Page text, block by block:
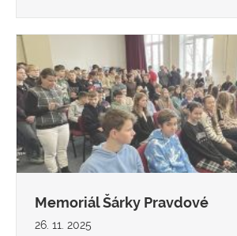
Memoriál Šárky Pravdové
26. 11. 2025